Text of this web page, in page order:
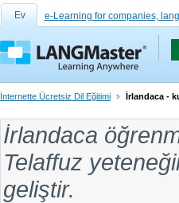
Ev e-Learning for companies,
İnternette Ücretsiz Dil Eğitimi İrlandaca -
İrlandaca
Telaffuz
geliştir.